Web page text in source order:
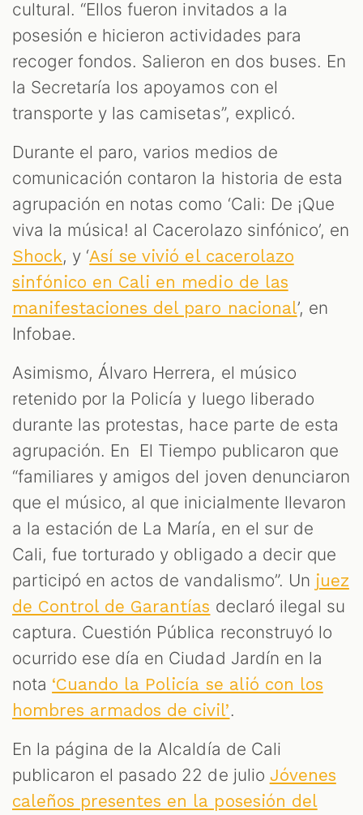
cultural. “Ellos fueron invitados a la
posesión e hicieron actividades para
recoger fondos. Salieron en dos buses. En
la Secretaría los apoyamos con el
transporte y las camisetas”, explicó.
Durante el paro, varios medios de
comunicación contaron la historia de esta
agrupación en notas como ‘Cali: De ¡Que
viva la música! al Cacerolazo sinfónico’, en
Shock, y ‘Así se vivió el cacerolazo
sinfónico en Cali en medio de las
manifestaciones del paro nacional’, en
Infobae.
Asimismo, Álvaro Herrera, el músico
retenido por la Policía y luego liberado
durante las protestas, hace parte de esta
agrupación. En El Tiempo publicaron que
“familiares y amigos del joven denunciaron
que el músico, al que inicialmente llevaron
a la estación de La María, en el sur de
Cali, fue torturado y obligado a decir que
participó en actos de vandalismo”. Un juez
de Control de Garantías declaró ilegal su
captura. Cuestión Pública reconstruyó lo
ocurrido ese día en Ciudad Jardín en la
nota ‘Cuando la Policía se alió con los
hombres armados de civil’.
En la página de la Alcaldía de Cali
publicaron el pasado 22 de julio Jóvenes
caleños presentes en la posesión del